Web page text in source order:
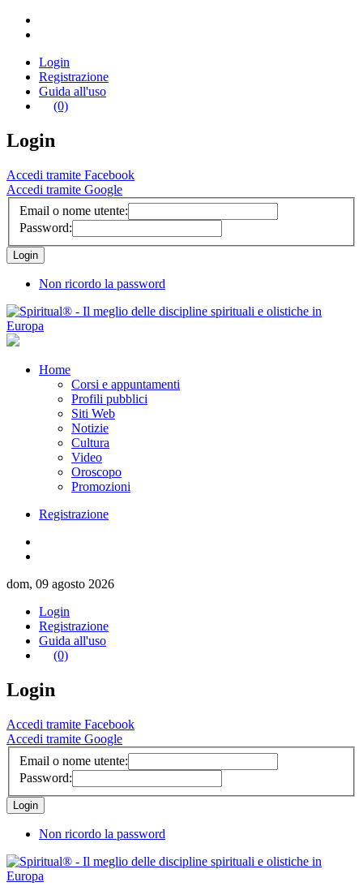
Login
Registrazione
Guida all'uso
(0)
Login
Accedi tramite Facebook
Accedi tramite Google
Email o nome utente:
Password:
Non ricordo la password
Home
Corsi e appuntamenti
Profili pubblici
Siti Web
Notizie
Cultura
Video
Oroscopo
Promozioni
Registrazione
dom, 09 agosto 2026
Login
Registrazione
Guida all'uso
(0)
Login
Accedi tramite Facebook
Accedi tramite Google
Email o nome utente:
Password:
Non ricordo la password